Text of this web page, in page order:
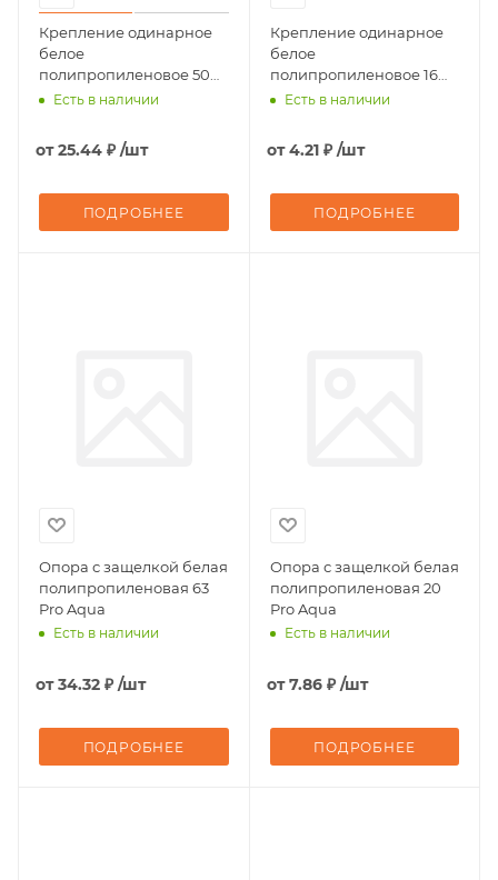
Крепление одинарное
белое
полипропиленовое 50
Pro Aqua
Есть в наличии
от25.44 ₽ /шт
ПОДРОБНЕЕ
Крепление одинарное
белое
полипропиленовое 16
Pro Aqua
Есть в наличии
от4.21 ₽ /шт
ПОДРОБНЕЕ
Опора с защелкой белая
полипропиленовая 63
Pro Aqua
Есть в наличии
от34.32 ₽ /шт
ПОДРОБНЕЕ
Опора с защелкой белая
полипропиленовая 20
Pro Aqua
Есть в наличии
от7.86 ₽ /шт
ПОДРОБНЕЕ